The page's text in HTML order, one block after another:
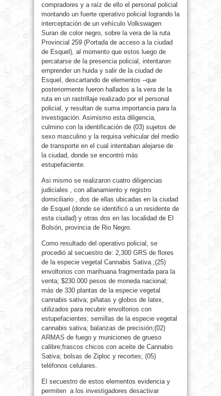
compradores y a raíz de ello el personal policial
montando un fuerte operativo policial logrando la
interceptación de un vehículo Volkswagen
Suran de color negro, sobre la vera de la ruta
Provincial 259 (Portada de acceso a la ciudad
de Esquel), al momento que estos luego de
percatarse de la presencia policial, intentaron
emprender un huida y salir de la ciudad de
Esquel, descartando de elementos –que
posteriormente fueron hallados a la vera de la
ruta en un rastrillaje realizado por el personal
policial, y resultan de suma importancia para la
investigación. Asimismo esta diligencia,
culmino con la identificación de (03) sujetos de
sexo masculino y la requisa vehicular del medio
de transporte en el cual intentaban alejarse de
la ciudad, donde se encontró más
estupefaciente.
Asi mismo se realizaron cuatro diligencias
judiciales , con allanamiento y registro
domiciliario , dos de ellas ubicadas en la ciudad
de Esquel (donde se identificó a un residente de
esta ciudad) y otras dos en las localidad de El
Bolsón, provincia de Rio Negro.
Como resultado del operativo policial, se
procedió al secuestro de: 2,300 GRS de flores
de la especie vegetal Cannabis Sativa.;(25)
envoltorios con marihuana fragmentada para la
venta; $230.000 pesos de moneda nacional;
más de 330 plantas de la especie vegetal
cannabis sativa; piñatas y globos de latex,
utilizados para recubrir envoltorios con
estupefacientes; semillas de la especie vegetal
cannabis sativa; balanzas de precisión;(02)
ARMAS de fuego y municiones de grueso
calibre;frascos chicos con aceite de Cannabis
Sativa; bolsas de Ziploc y recortes; (05)
teléfonos celulares.
El secuestro de estos elementos evidencia y
permiten a los investigadores desactivar